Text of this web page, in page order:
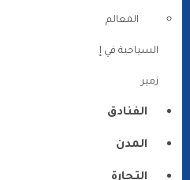
المعالم
السياحية في إ
زمير
الفنادق
المدن